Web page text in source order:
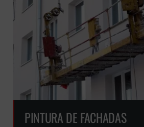
PINTURA DE FACHADAS